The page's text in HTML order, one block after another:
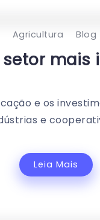
Agricultura Blog
mais
e os
e
Leia Mais